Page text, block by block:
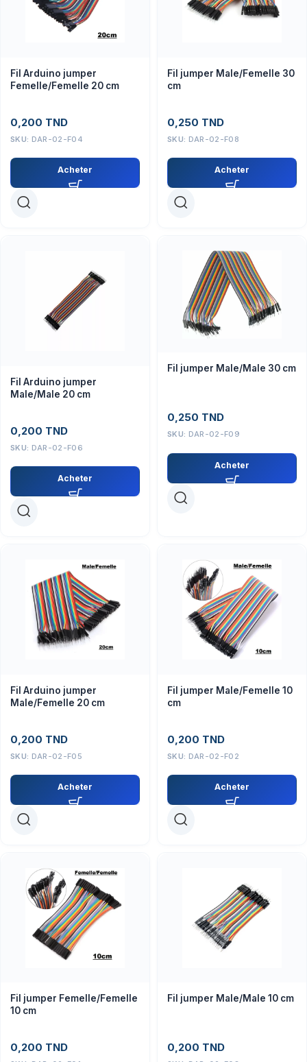
Fil Arduino jumper
Femelle/Femelle 20 cm
0,200 TND
SKU: DAR-02-F04
Acheter
Fil jumper Male/Femelle 30
cm
0,250 TND
SKU: DAR-02-F08
Acheter
Fil Arduino jumper
Male/Male 20 cm
0,200 TND
SKU: DAR-02-F06
Acheter
Fil jumper Male/Male 30 cm
0,250 TND
SKU: DAR-02-F09
Acheter
Fil Arduino jumper
Male/Femelle 20 cm
0,200 TND
SKU: DAR-02-F05
Acheter
Fil jumper Male/Femelle 10
cm
0,200 TND
SKU: DAR-02-F02
Acheter
Fil jumper Femelle/Femelle
10 cm
0,200 TND
Fil jumper Male/Male 10 cm
0,200 TND